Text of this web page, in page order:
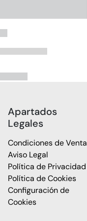
Apartados
Legales
Condiciones de Venta
Aviso Legal
Política de Privacidad
Política de Cookies
Configuración de
Cookies